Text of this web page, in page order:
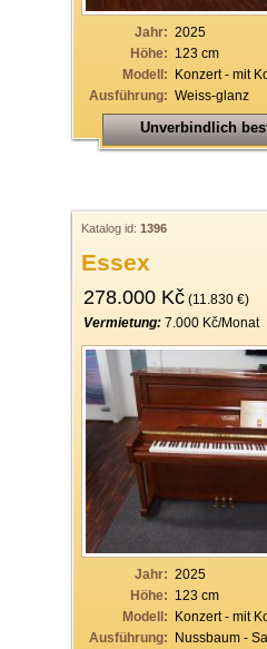
Jahr: 2025
Höhe: 123 cm
Modell: Konzert - mit
Ausführung: Weiss-glanz
Unverbindlich
Katalog id: 1396
Essex
278.000 Kč (11.830 €)
Vermietung: 7.000 Kč/Monat
Jahr: 2025
Höhe: 123 cm
Modell: Konzert - mit
Ausführung: Nussbaum -